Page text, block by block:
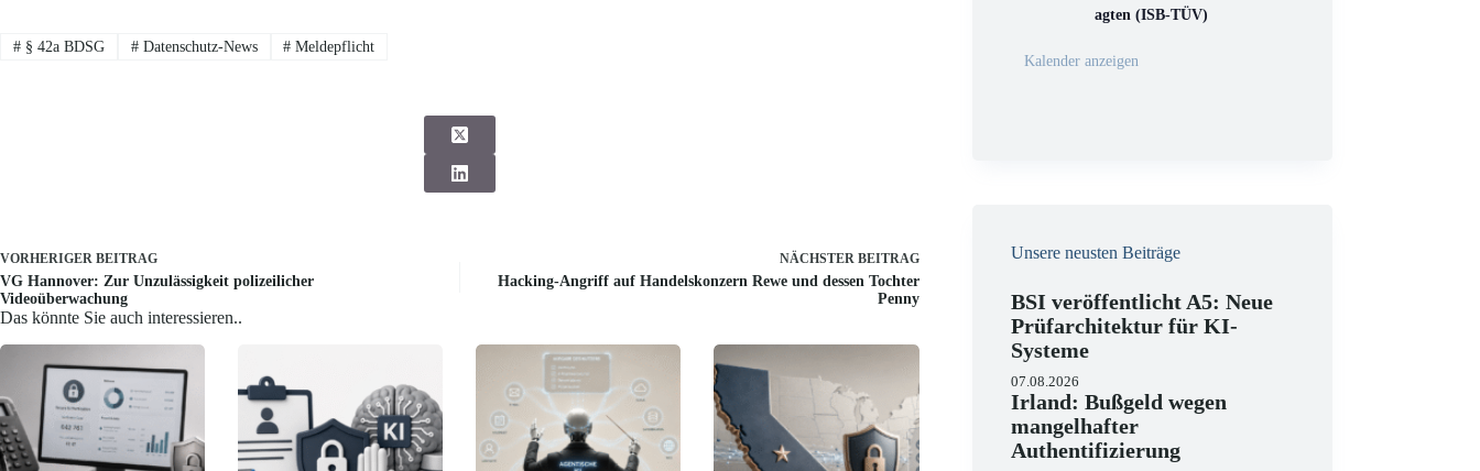
#§ 42a BDSG #Datenschutz-News # Meldepflicht
VORHERIGER BEITRAG
VG Hannover: Zur Unzulässigkeit polizeilicher
Videoüberwachung
NÄCHSTER BEITRAG
Hacking-Angriff auf Handelskonzern Rewe und dessen Tochter
Penny
Das könnte Sie auch interessieren..
t
n
agten (ISB-TÜV)
Kalender anzeigen
Unsere neusten Beiträge
BSI veröffentlicht A5: Neue
Prüfarchitektur für KI-
Systeme
07.08.2026
Irland: Bußgeld wegen
mangelhafter
Authentifizierung